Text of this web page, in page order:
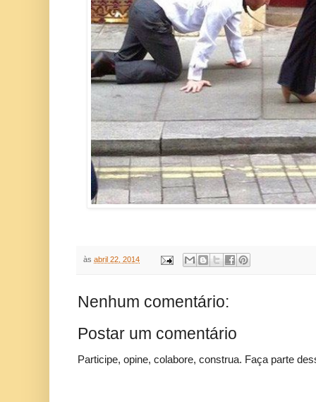
às abril 22, 2014
Nenhum comentário:
Postar um comentário
Participe, opine, colabore, construa. Faça parte